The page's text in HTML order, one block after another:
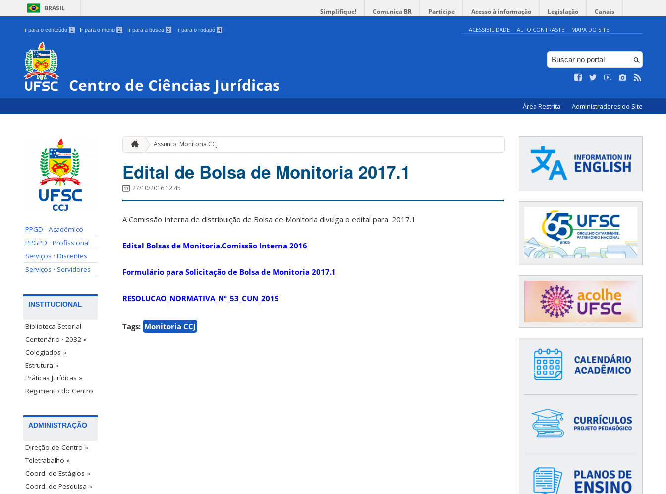
BRASIL Simplifique! Comunica BR Participe Acesso à informação Legislação Canais
Ir para o conteúdo 1 Ir para o menu 2 Ir para a busca 3 Ir para o rodapé 4 ACESSIBILIDADE ALTO CONTRASTE MAPA DO SITE
Centro de Ciências Jurídicas
Área Restrita Administradores do Site
PPGD · Acadêmico
PPGPD · Profissional
Serviços · Discentes
Serviços · Servidores
INSTITUCIONAL
Biblioteca Setorial
Centenário · 2032 »
Colegiados »
Estrutura »
Práticas Jurídicas »
Regimento do Centro
ADMINISTRAÇÃO
Direção de Centro »
Teletrabalho »
Coord. de Estágios »
Coord. de Pesquisa »
Assunto: Monitoria CCJ
Edital de Bolsa de Monitoria 2017.1
27/10/2016 12:45
A Comissão Interna de distribuição de Bolsa de Monitoria divulga o edital para 2017.1
Edital Bolsas de Monitoria.Comissão Interna 2016
Formulário para Solicitação de Bolsa de Monitoria 2017.1
RESOLUCAO_NORMATIVA_Nº_53_CUN_2015
Tags: Monitoria CCJ